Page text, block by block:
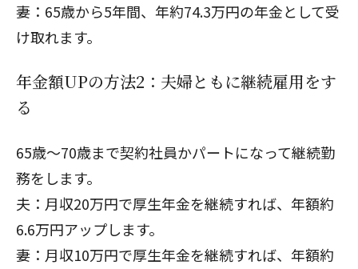
妻：65歳から5年間、年約74.3万円の年金として受
け取れます。
年金額UPの方法2：夫婦ともに継続雇用をす
る
65歳～70歳まで契約社員かパートになって継続勤
務をします。
夫：月収20万円で厚生年金を継続すれば、年額約
6.6万円アップします。
妻：月収10万円で厚生年金を継続すれば、年額約